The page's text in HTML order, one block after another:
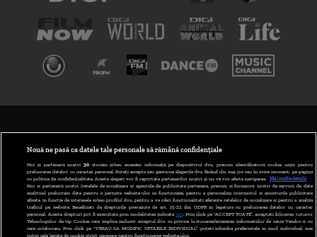
ABONARE DIGI TV
GESTIONAȚI PREFERINȚELE
CODUL DIGI24
Nouă ne pasă ca datele tale personale să rămână confidențiale
Noi și partenerii noștri 30stocăm și/sau accesăm informații pe dispozitivul dvs., precum identificatorii cookie unici pentru
prelucrarea datelor cu caracter personal. Puteți accepta sau gestiona alegerile dvs. făcând clic mai jos sau în orice moment, pe pagina
cu politica de confidențialitate. Aceste alegeri vor fi raportate partenerilor noștri și nu vă vor afecta navigarea.
Mai multe detalii
Noi si partenerii nostri (retelele de socializare si agentiile de publicitate partenere, precum si furnizorii nostri de servicii de date
analitice) prelucram date pentru a permite website-ului sa functioneze, pentru a personaliza continutul si anunturile publicitare
afisate in functie de interesele si/sau profilul dvs., pentru a va oferi functionalitati aferente retelelor de socializare si pentru a analiza
traficul pe website. Beneficiati de drepturile prevazute de art. 15-22 din GDPR in legatura cu prelucrarea datelor cu caracter
personal. Aceste drepturi pot fi exercitate prin modalitatea indicata aici. Prin click pe “ACCEPT TOATE”, acceptati folosirea tuturor
Tehnologiilor de tip Cookie, care implica inclusiv acceptul dvs. cu privire la stocarea/accesarea informatiilor de catre Vendor-ii cu
care colaboram. Prin click pe “VREAU SA MODIFIC SETARILE INDIVIDUAL” puteti schimba preferintele in mod individual, mai
putin cele legate de cookie strict necesare pentru functionarea website-ului.